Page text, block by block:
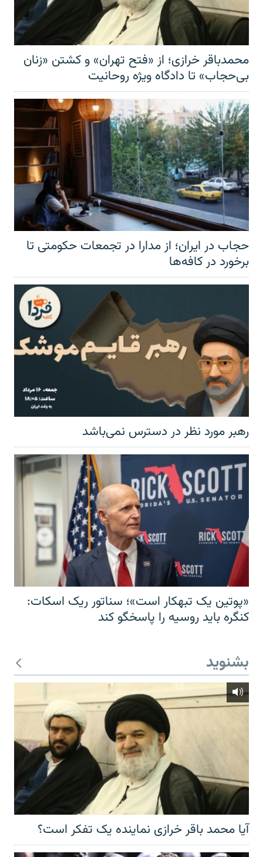
محمدباقر خرازی؛ از «فتح تهران» و کشتن «زنان
بی‌حجاب» تا دادگاه ویژه روحانیت
حجاب در ایران؛ از مدارا در تجمعات حکومتی تا
برخورد در کافه‌ها
رهبر مورد نظر در دسترس نمی‌باشد
«پوتین یک تبهکار است»؛ سناتور ریک اسکات:
کنگره باید روسیه را پاسخگو کند
بشنوید
آیا محمد باقر خرازی نماینده یک تفکر است؟